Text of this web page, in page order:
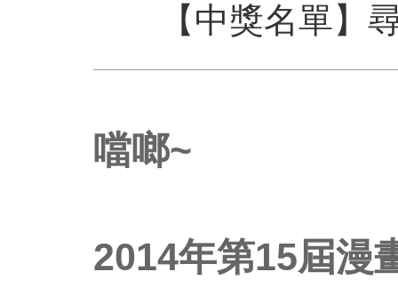
【中獎名單】
噹啷~
2014年第15屆漫